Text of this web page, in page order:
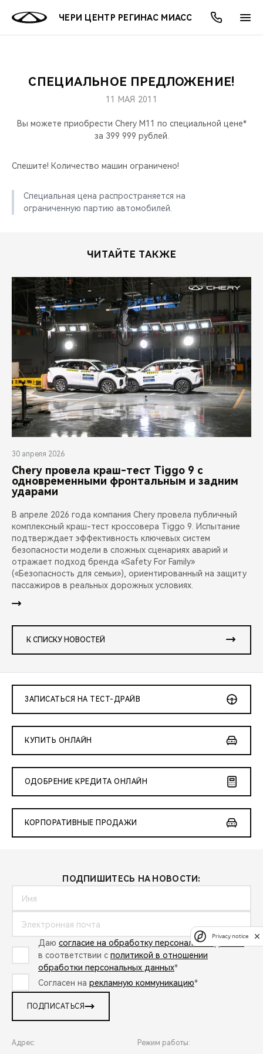
ЧЕРИ ЦЕНТР РЕГИНАС МИАСС
МОДЕЛИ
ПОКУПАТЕЛЯМ
ВЛАДЕЛЬЦАМ
CHERY CONNECT
МИР CHERY
ЛЮДИ CHERY
CHERY И СПОРТ
НАШИ МЕРОПРИЯТИЯ
ВИДЕООБЗОРЫ
CHERY ДЛЯ ДЕТЕЙ
АКЦИИ
ОНЛАЙН СЕРВИСЫ
О КОМПАНИИ
СПЕЦИАЛЬНОЕ ПРЕДЛОЖЕНИЕ!
11 МАЯ 2011
Вы можете приобрести Chery M11 по специальной цене*
за 399 999 рублей.
Спешите! Количество машин ограничено!
Специальная цена распространяется на
ограниченную партию автомобилей.
ЧИТАЙТЕ ТАКЖЕ
30 апреля 2026
Chery провела краш-тест Tiggo 9 с
одновременными фронтальным и задним
ударами
В апреле 2026 года компания Chery провела публичный
комплексный краш-тест кроссовера Tiggo 9. Испытание
подтверждает эффективность ключевых систем
безопасности модели в сложных сценариях аварий и
отражает подход бренда «Safety For Family»
(«Безопасность для семьи»), ориентированный на защиту
пассажиров в реальных дорожных условиях.
К СПИСКУ НОВОСТЕЙ
ЗАПИСАТЬСЯ НА ТЕСТ-ДРАЙВ
КУПИТЬ ОНЛАЙН
ОДОБРЕНИЕ КРЕДИТА ОНЛАЙН
КОРПОРАТИВНЫЕ ПРОДАЖИ
ПОДПИШИТЕСЬ НА НОВОСТИ:
Даю согласие на обработку персональных данных
в соответствии с политикой в отношении
обработки персональных данных*
Согласен на рекламную коммуникацию*
ПОДПИСАТЬСЯ
Адрес: Режим работы:
Privacy notice